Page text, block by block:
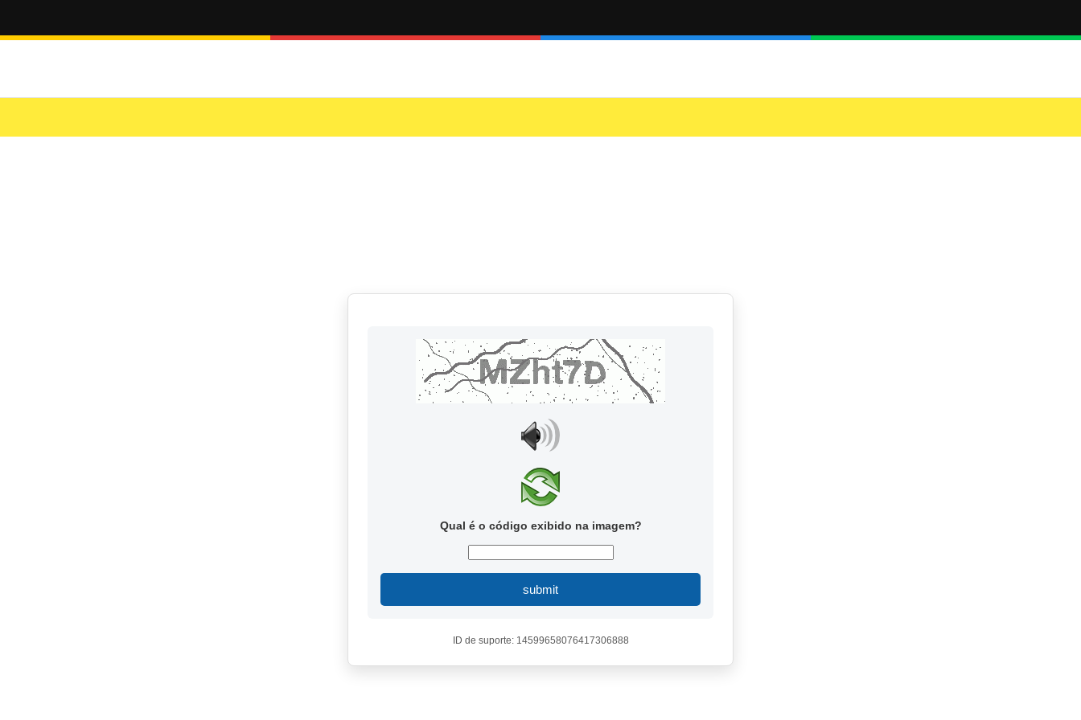
Qual é o código exibido na imagem?
submit
ID de suporte: 14599658076417306888